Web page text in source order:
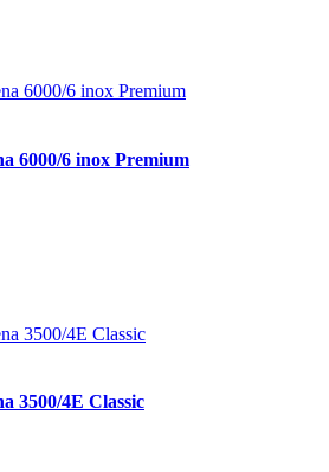
6000/6 inox Premium
3500/4E Classic